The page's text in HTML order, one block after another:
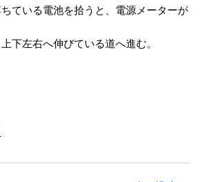
ている電池を拾うと、電源メーターが
下左右へ伸びている道へ進む。